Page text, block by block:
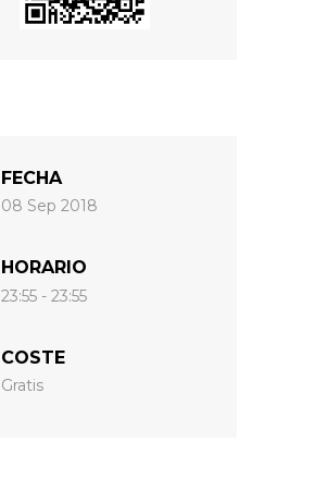
FECHA
08 Sep 2018
HORARIO
23:55 - 23:55
COSTE
Gratis